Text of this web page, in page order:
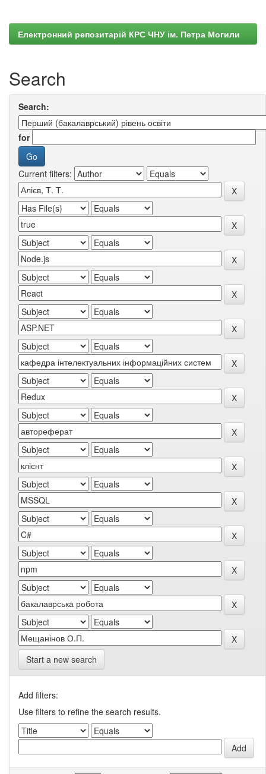
Електронний репозитарій КРС ЧНУ ім. Петра Могили
Search
Search:
for
Current filters:
Start a new search
Add filters:
Use filters to refine the search results.